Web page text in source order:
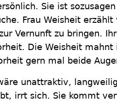
Sie ist
Frau Weisheit erzählt
Vernunft zu bringen.
Die Weisheit
gern mal beide
unattraktiv,
irrt sich. Sie kommt